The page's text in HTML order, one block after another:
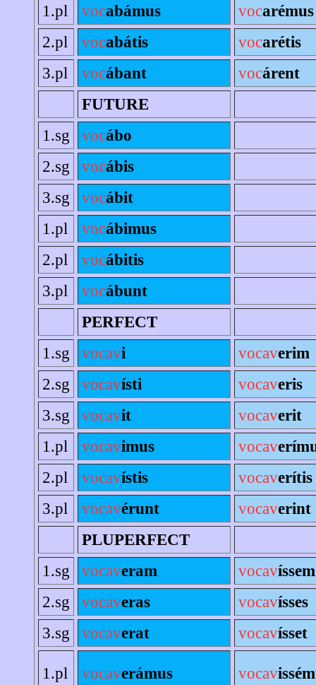
1.pl
vocabámus vocarémus
2.pl
vocabátis vocarétis
3.pl
vocábant vocárent
FUTURE
1.sg
vocábo
2.sg
vocábis
3.sg
vocábit
1.pl
vocábimus
2.pl
vocábitis
3.pl
vocábunt
PERFECT
1.sg
vocavi vocaverim
2.sg
vocavísti vocaveris
3.sg
vocavit vocaverit
1.pl
vocavimus vocav
2.pl
vocavístis vocaverítis
3.pl
vocavérunt vocaverint
PLUPERFECT
1.sg
vocaveram vocavíssem
2.sg
vocaveras vocavísses
3.sg
vocaverat vocavísset
1.pl vocaverámus vocav